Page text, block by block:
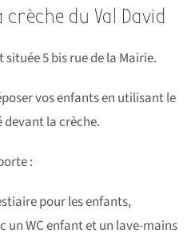
du Val David
5 bis rue de la Mairie.
vos enfants en utilisant le
la crèche.
:
pour les enfants,
un WC enfant et un lave-mains